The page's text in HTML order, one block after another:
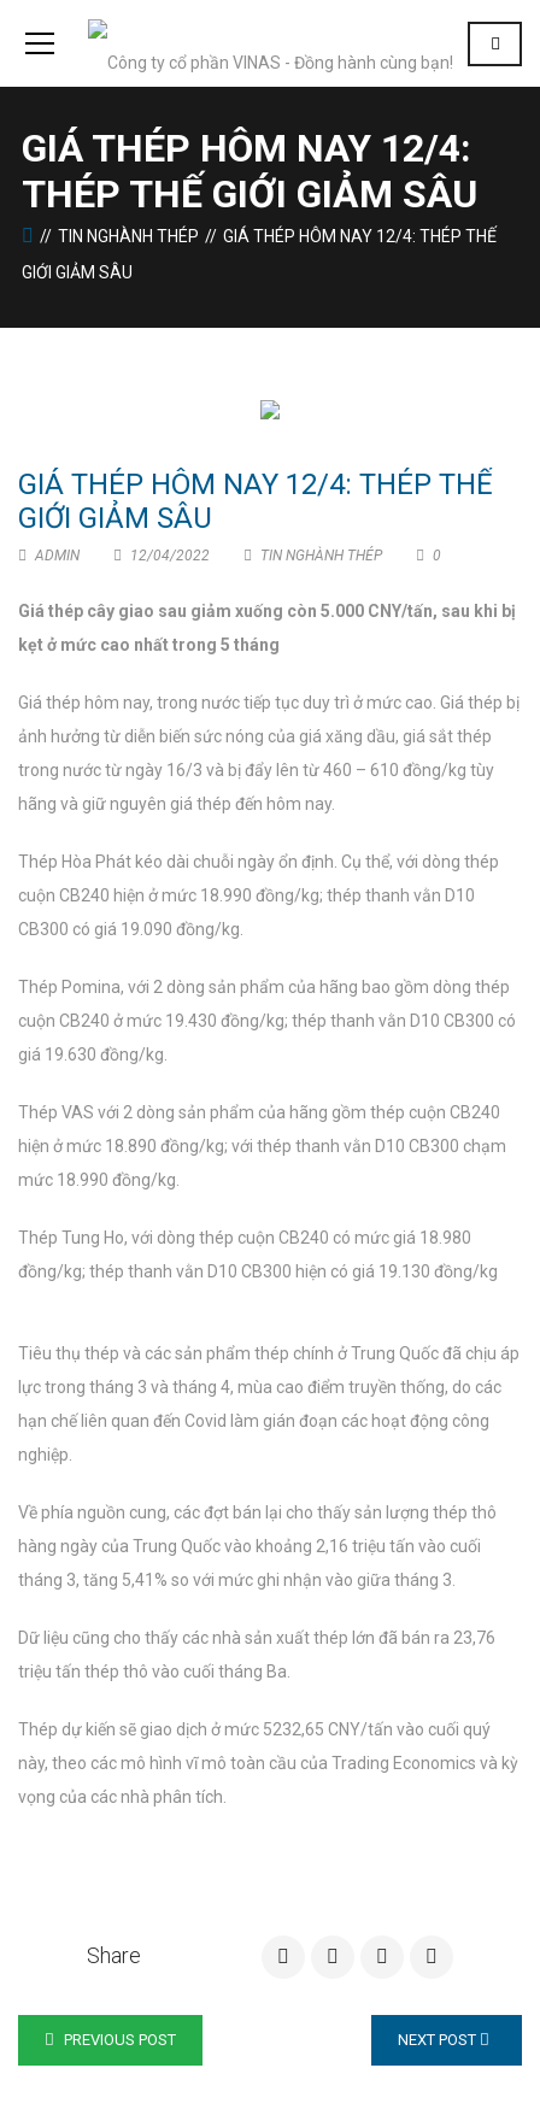
GIÁ THÉP HÔM NAY 12/4:
THÉP THẾ GIỚI GIẢM SÂU
TIN NGHÀNH THÉP
GIÁ THÉP HÔM NAY 12/4: THÉP THẾ
GIỚI GIẢM SÂU
GIÁ THÉP HÔM NAY 12/4: THÉP THẾ
GIỚI GIẢM SÂU
ADMIN 12/04/2022 TIN NGHÀNH THÉP 0
Giá thép cây giao sau giảm xuống còn 5.000 CNY/tấn, sau khi bị
kẹt ở mức cao nhất trong 5 tháng
Giá thép hôm nay, trong nước tiếp tục duy trì ở mức cao. Giá thép bị
ảnh hưởng từ diễn biến sức nóng của giá xăng dầu, giá sắt thép
trong nước từ ngày 16/3 và bị đẩy lên từ 460 – 610 đồng/kg tùy
hãng và giữ nguyên giá thép đến hôm nay.
Thép Hòa Phát kéo dài chuỗi ngày ổn định. Cụ thể, với dòng thép
cuộn CB240 hiện ở mức 18.990 đồng/kg; thép thanh vằn D10
CB300 có giá 19.090 đồng/kg.
Thép Pomina, với 2 dòng sản phẩm của hãng bao gồm dòng thép
cuộn CB240 ở mức 19.430 đồng/kg; thép thanh vằn D10 CB300 có
giá 19.630 đồng/kg.
Thép VAS với 2 dòng sản phẩm của hãng gồm thép cuộn CB240
hiện ở mức 18.890 đồng/kg; với thép thanh vằn D10 CB300 chạm
mức 18.990 đồng/kg.
Thép Tung Ho, với dòng thép cuộn CB240 có mức giá 18.980
đồng/kg; thép thanh vằn D10 CB300 hiện có giá 19.130 đồng/kg
Tiêu thụ thép và các sản phẩm thép chính ở Trung Quốc đã chịu áp
lực trong tháng 3 và tháng 4, mùa cao điểm truyền thống, do các
hạn chế liên quan đến Covid làm gián đoạn các hoạt động công
nghiệp.
Về phía nguồn cung, các đợt bán lại cho thấy sản lượng thép thô
hàng ngày của Trung Quốc vào khoảng 2,16 triệu tấn vào cuối
tháng 3, tăng 5,41% so với mức ghi nhận vào giữa tháng 3.
Dữ liệu cũng cho thấy các nhà sản xuất thép lớn đã bán ra 23,76
triệu tấn thép thô vào cuối tháng Ba.
Thép dự kiến ​​sẽ giao dịch ở mức 5232,65 CNY/tấn vào cuối quý
này, theo các mô hình vĩ mô toàn cầu của Trading Economics và kỳ
vọng của các nhà phân tích.
Share
PREVIOUS POST NEXT POST